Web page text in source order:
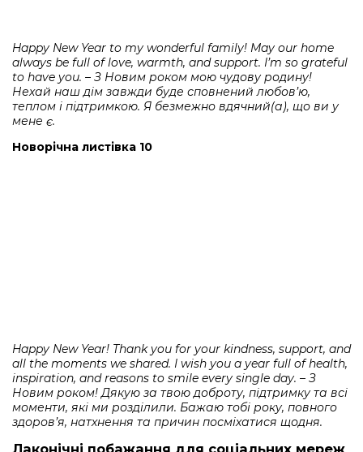
Happy New Year to my wonderful family! May our home
always be full of love, warmth, and support. I’m so grateful
to have you. – З Новим роком мою чудову родину!
Нехай наш дім завжди буде сповнений любов’ю,
теплом і підтримкою. Я безмежно вдячний(а), що ви у
мене є.
Новорічна листівка 10
Happy New Year! Thank you for your kindness, support, and
all the moments we shared. I wish you a year full of health,
inspiration, and reasons to smile every single day. – З
Новим роком! Дякую за твою доброту, підтримку та всі
моменти, які ми розділили. Бажаю тобі року, повного
здоров’я, натхнення та причин посміхатися щодня.